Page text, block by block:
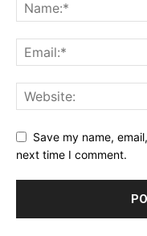
Save my name,
next time I comment.